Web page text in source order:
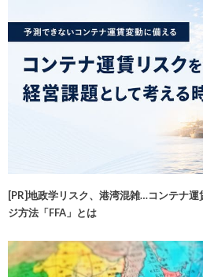
[PR]地政学リスク、港湾混雑…コンテナ
ジ方法「FFA」とは